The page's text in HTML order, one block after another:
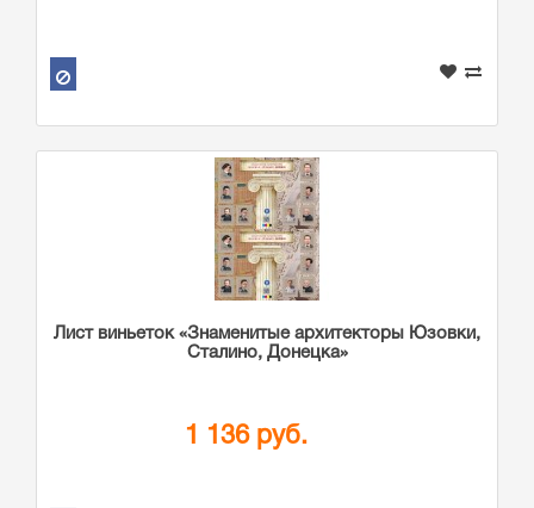
Лист виньеток «Знаменитые архитекторы Юзовки,
Сталино, Донецка»
1 136 руб.